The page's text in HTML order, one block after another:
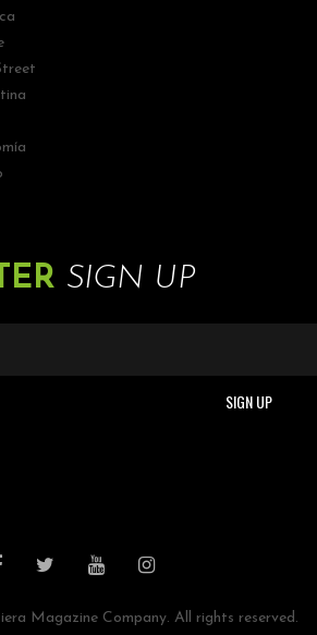
SIGN UP
Magazine Company. All rights reserved.